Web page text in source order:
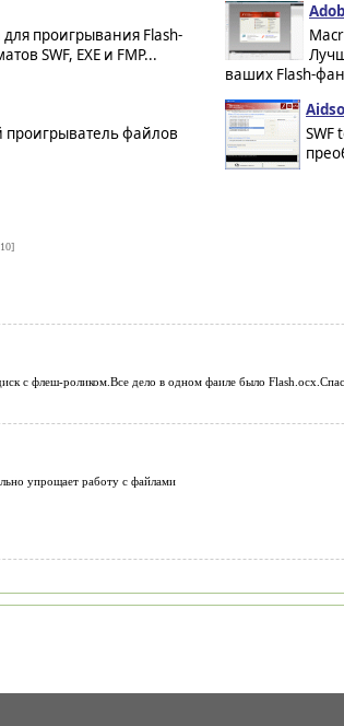
проигрывания Flash-
SWF, EXE и FMP...
ваших Flash-
файлов
SWF
с флеш-роликом.Все дело в одном фаиле было
упрощает работу с файлами